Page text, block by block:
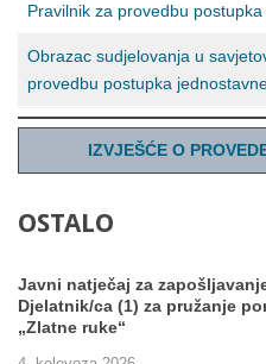
Pravilnik za provedbu
Obrazac sudjelovanja u
provedbu postupka
IZVJEŠĆE O
OSTALO
Javni natječaj za
Djelatnik/ca (1) za pružanje
„Zlatne ruke“